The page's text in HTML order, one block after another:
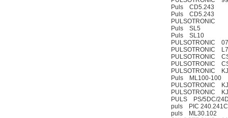
Puls CD5.243
Puls CD5.243
PULSOTRONIC
Puls SL5
Puls SL10
PULSOTRONIC
PULSOTRONIC
PULSOTRONIC
PULSOTRONIC
PULSOTRONIC
Puls ML100-100
PULSOTRONIC
PULSOTRONIC
PULS PS/5DC/
puls PIC 240.241C
puls ML30.102